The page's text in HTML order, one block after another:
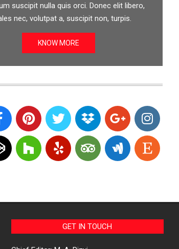
suscipit nulla quis orci. Donec elit libero,
nec, volutpat a, suscipit non, turpis.
KNOW MORE
GET IN TOUCH